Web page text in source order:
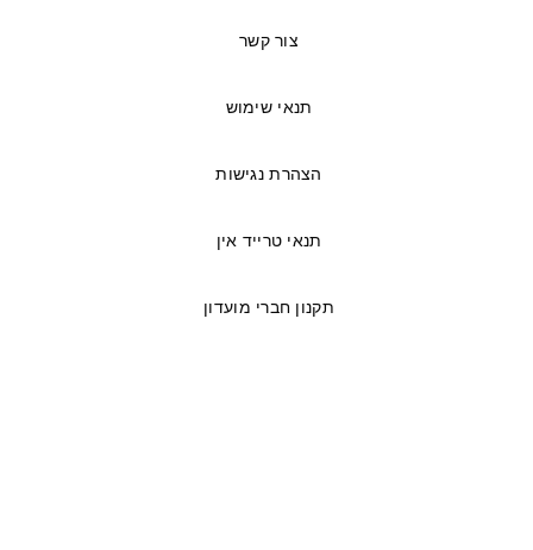
צור קשר
תנאי שימוש
הצהרת נגישות
תנאי טרייד אין
תקנון חברי מועדון